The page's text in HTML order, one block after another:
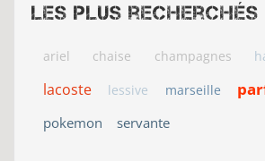
Les plus recherchés
ariel chaise champagnes
lacoste lessive marseille
pokemon servante